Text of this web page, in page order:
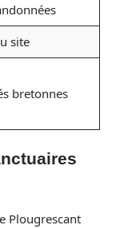
site
bretonnes
Plougrescant